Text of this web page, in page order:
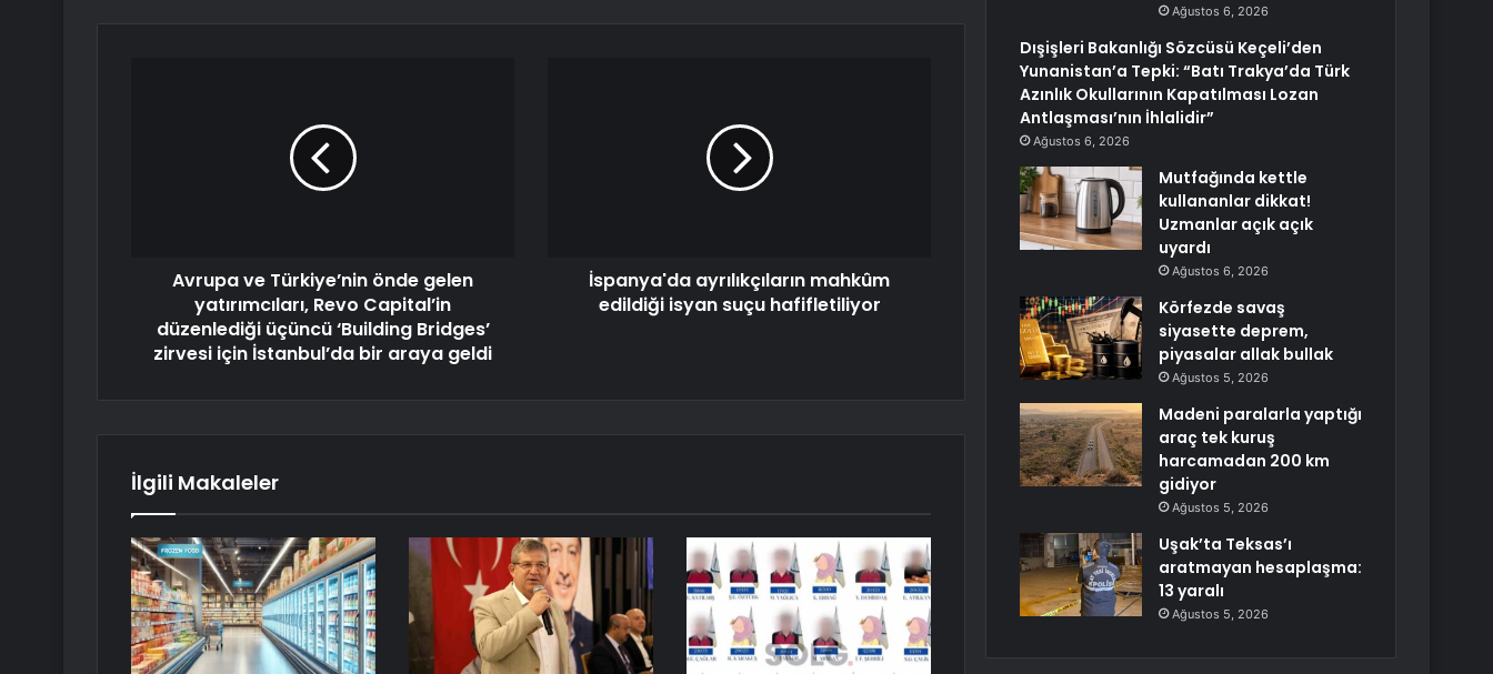
Avrupa ve Türkiye’nin önde gelen
yatırımcıları, Revo Capital’in
düzenlediği üçüncü ‘Building Bridges’
zirvesi için İstanbul’da bir araya geldi
İspanya'da ayrılıkçıların mahkûm
edildiği isyan suçu hafifletiliyor
İlgili Makaleler
Ağustos 6, 2026
Dışişleri Bakanlığı Sözcüsü Keçeli’den
Yunanistan’a Tepki: “Batı Trakya’da Türk
Azınlık Okullarının Kapatılması Lozan
Antlaşması’nın İhlalidir”
Ağustos 6, 2026
Mutfağında kettle
kullananlar dikkat!
Uzmanlar açık açık
uyardı
Ağustos 6, 2026
Körfezde savaş
siyasette deprem,
piyasalar allak bullak
Ağustos 5, 2026
Madeni paralarla yaptığı
araç tek kuruş
harcamadan 200 km
gidiyor
Ağustos 5, 2026
Uşak’ta Teksas’ı
aratmayan hesaplaşma:
13 yaralı
Ağustos 5, 2026